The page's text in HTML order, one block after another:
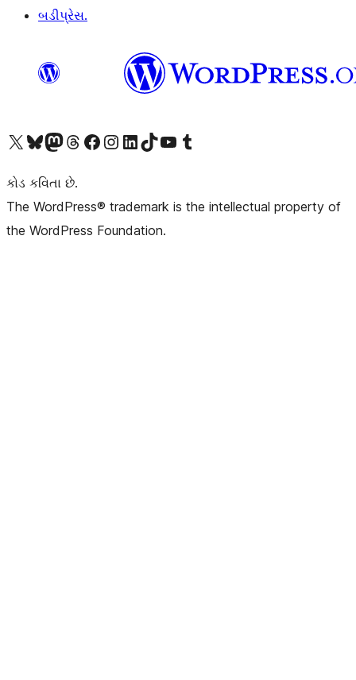
બડીપ્રેસ.
અમારા X (અગાઉ ટ્વિટર) એકાઉન્ટની મુલાકાત લોઅમારા Bluesky એકાઉન્ટની મુલાકાત લોઅમારા માસ્ટોડોન એકાઉન્ટની મુલાકાત લોઅમારા Threads એકાઉન્ટની મુલાકાત લો અમારા ફેસબુક પેજની મુલાકાત લોઅમારા ઇન્સ્ટાગ્રામ એકાઉન્ટની મુલાકાત લો અમારા LinkedIn એકાઉન્ટની મુલાકાત લોઅમારા TikTok એકાઉન્ટની મુલાકાત લોઅમારી YouTube ચેનલની મુલાકાત લો અમારા Tumblr એકાઉન્ટની મુલાકાત લો
કોડ કવિતા છે.
The WordPress® trademark is the intellectual property of
the WordPress Foundation.